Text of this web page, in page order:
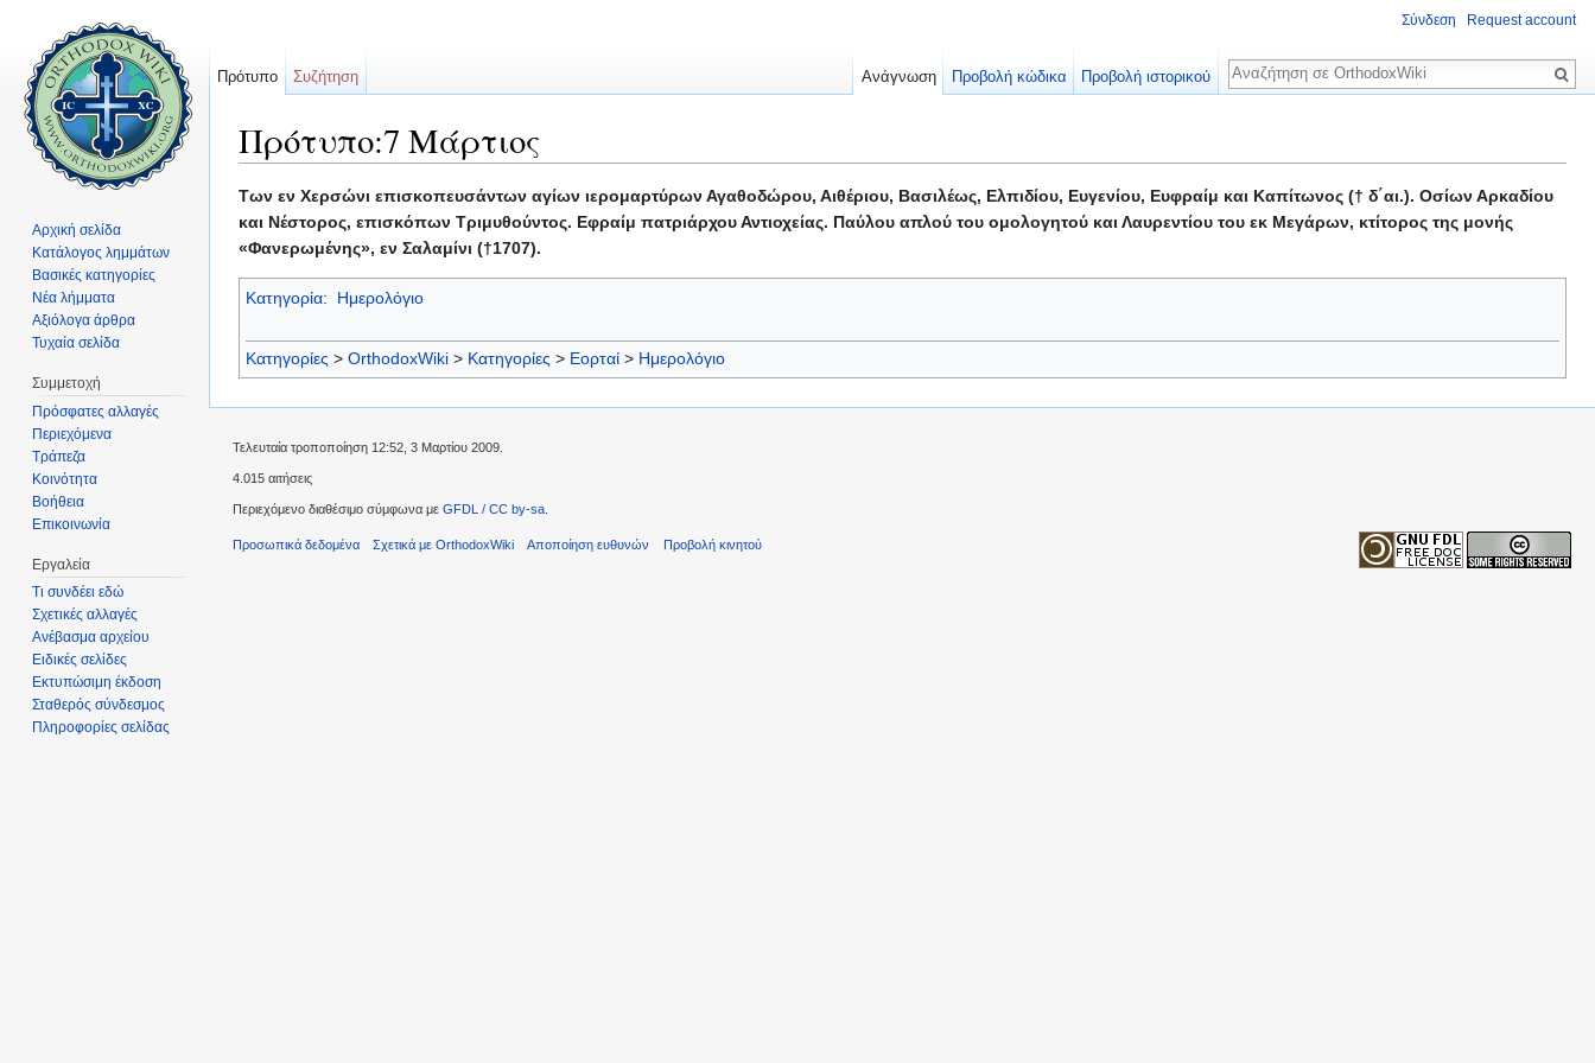
Πρότυπο:7 Μάρτιος
Των εν Χερσώνι επισκοπευσάντων αγίων ιερομαρτύρων Αγαθοδώρου, Αιθέριου, Βασιλέως, Ελπιδίου, Ευγενίου, Ευφραίμ και Καπίτωνος († δ΄αι.). Οσίων Αρκαδίου
και Νέστορος, επισκόπων Τριμυθούντος. Εφραίμ πατριάρχου Αντιοχείας. Παύλου απλού του ομολογητού και Λαυρεντίου του εκ Μεγάρων, κτίτορος της μονής
«Φανερωμένης», εν Σαλαμίνι (†1707).
Κατηγορία: Ημερολόγιο
Κατηγορίες > OrthodoxWiki > Κατηγορίες > Εορταί > Ημερολόγιο
Σύνδεση Request account
Πρότυπο Συζήτηση Ανάγνωση Προβολή κώδικα Προβολή ιστορικού
Αναζήτηση
Αρχική σελίδα
Κατάλογος λημμάτων
Βασικές κατηγορίες
Νέα λήμματα
Αξιόλογα άρθρα
Τυχαία σελίδα
Συμμετοχή
Πρόσφατες αλλαγές
Περιεχόμενα
Τράπεζα
Κοινότητα
Βοήθεια
Επικοινωνία
Εργαλεία
Τι συνδέει εδώ
Σχετικές αλλαγές
Ανέβασμα αρχείου
Ειδικές σελίδες
Εκτυπώσιμη έκδοση
Σταθερός σύνδεσμος
Πληροφορίες σελίδας
Τελευταία τροποποίηση 12:52, 3 Μαρτίου 2009.
4.015 αιτήσεις
Περιεχόμενο διαθέσιμο σύμφωνα με GFDL / CC by-sa
Προσωπικά δεδομένα Σχετικά με OrthodoxWiki Αποποίηση ευθυνών Προβολή κινητού